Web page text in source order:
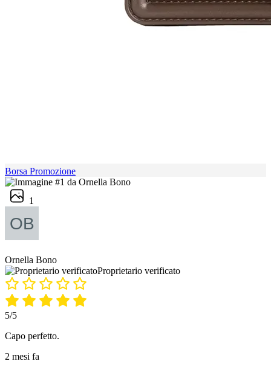
Borsa Promozione
1
Ornella Bono
Proprietario verificato
5/5
Capo perfetto.
2 mesi fa